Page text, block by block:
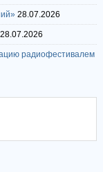
28.07.2026
28.07.2026
радиофестивалем